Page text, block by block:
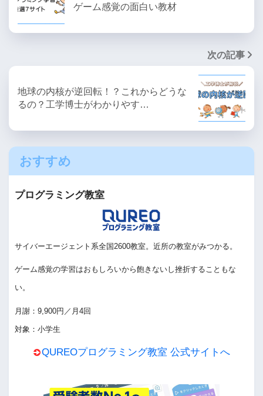
ゲーム感覚の面白い教材
次の記事
地球の内核が逆回転！？これからどうな
るの？工学博士がわかりやす…
おすすめ
プログラミング教室
サイバーエージェント系全国2600教室。近所の教室がみつかる。
ゲーム感覚の学習はおもしろいから飽きないし挫折することもな
い。
月謝：9,900円／月4回
対象：小学生
QUREOプログラミング教室 公式サイトへ